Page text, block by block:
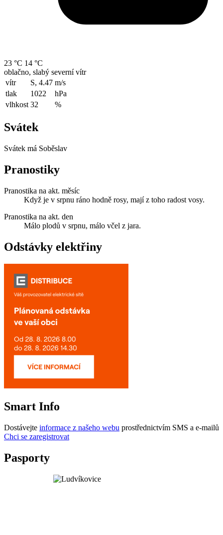
23 °C 14 °C
oblačno, slabý severní vítr
vítr
S, 4.47 m/s
tlak
1022
hPa
vlhkost 32 %
Svátek
Svátek má Soběslav
Pranostiky
Pranostika na akt. měsíc
Když je v srpnu ráno hodně rosy, mají z toho radost vosy.
Pranostika na akt. den
Málo plodů v srpnu, málo včel z jara.
Odstávky elektřiny
Smart Info
Dostávejte informace z našeho webu prostřednictvím SMS a e-mailů
Chci se zaregistrovat
Pasporty